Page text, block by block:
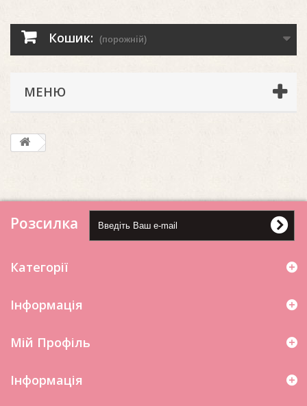
Кошик: (порожній)
МЕНЮ
Розсилка
Категорії
Інформація
Мій Профіль
Iнформація